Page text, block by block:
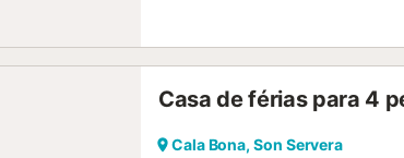
Casa de férias para 4
Cala Bona, Son Servera